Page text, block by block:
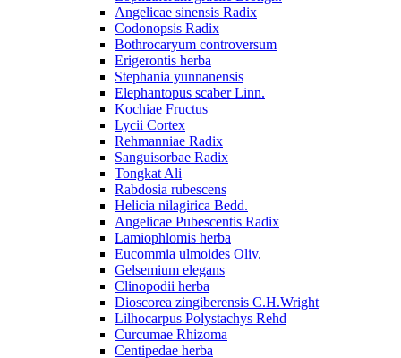
Angelicae sinensis Radix
Codonopsis Radix
Bothrocaryum controversum
Erigerontis herba
Stephania yunnanensis
Elephantopus scaber Linn.
Kochiae Fructus
Lycii Cortex
Rehmanniae Radix
Sanguisorbae Radix
Tongkat Ali
Rabdosia rubescens
Helicia nilagirica Bedd.
Angelicae Pubescentis Radix
Lamiophlomis herba
Eucommia ulmoides Oliv.
Gelsemium elegans
Clinopodii herba
Dioscorea zingiberensis C.H.Wright
Lilhocarpus Polystachys Rehd
Curcumae Rhizoma
Centipedae herba